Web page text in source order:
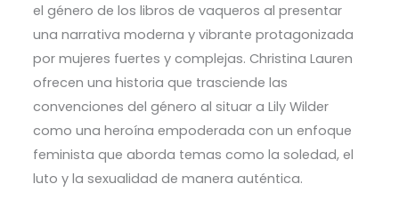
el género de los libros de vaqueros al presentar
una narrativa moderna y vibrante protagonizada
por mujeres fuertes y complejas. Christina Lauren
ofrecen una historia que trasciende las
convenciones del género al situar a Lily Wilder
como una heroína empoderada con un enfoque
feminista que aborda temas como la soledad, el
luto y la sexualidad de manera auténtica.